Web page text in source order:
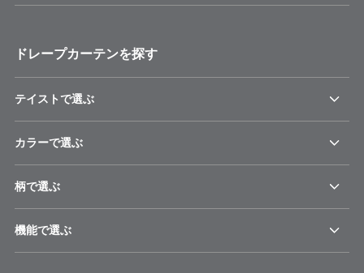
ドレープカーテンを探す
テイストで選ぶ
カラーで選ぶ
柄で選ぶ
機能で選ぶ